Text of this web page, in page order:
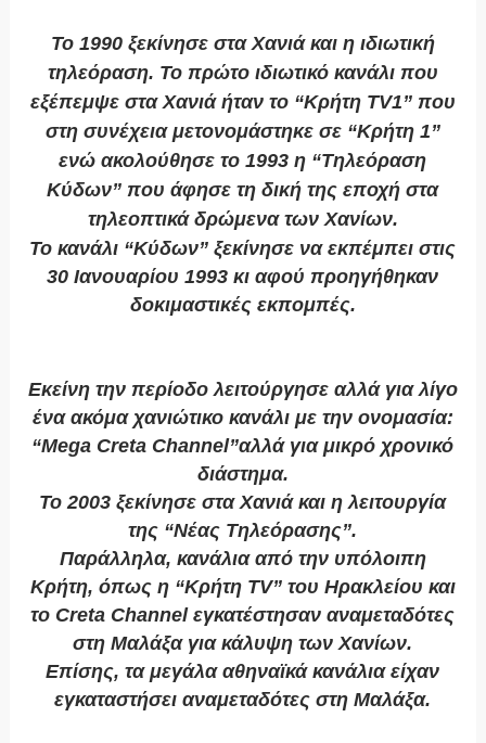
Το 1990 ξεκίνησε στα Χανιά και η ιδιωτική
τηλεόραση. Το πρώτο ιδιωτικό κανάλι που
εξέπεμψε στα Χανιά ήταν το “Κρήτη TV1” που
στη συνέχεια μετονομάστηκε σε “Κρήτη 1”
ενώ ακολούθησε το 1993 η “Τηλεόραση
Κύδων” που άφησε τη δική της εποχή στα
τηλεοπτικά δρώμενα των Χανίων.
Το κανάλι “Κύδων” ξεκίνησε να εκπέμπει στις
30 Ιανουαρίου 1993 κι αφού προηγήθηκαν
δοκιμαστικές εκπομπές.
Εκείνη την περίοδο λειτούργησε αλλά για λίγο
ένα ακόμα χανιώτικο κανάλι με την ονομασία:
“Mega Creta Channel”αλλά για μικρό χρονικό
διάστημα.
To 2003 ξεκίνησε στα Χανιά και η λειτουργία
της “Νέας Τηλεόρασης”.
Παράλληλα, κανάλια από την υπόλοιπη
Κρήτη, όπως η “Κρήτη TV” του Ηρακλείου και
το Creta Channel εγκατέστησαν αναμεταδότες
στη Μαλάξα για κάλυψη των Χανίων.
Επίσης, τα μεγάλα αθηναϊκά κανάλια είχαν
εγκαταστήσει αναμεταδότες στη Μαλάξα.